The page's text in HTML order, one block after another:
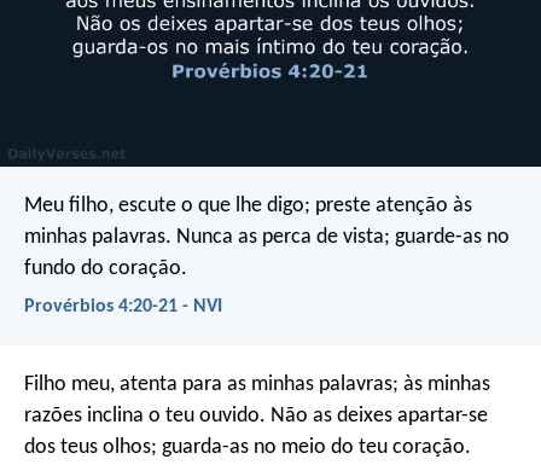
Meu filho, escute o que lhe digo; preste atenção às
minhas palavras. Nunca as perca de vista; guarde-as no
fundo do coração.
Provérbios 4:20-21 - NVI
Filho meu, atenta para as minhas palavras; às minhas
razões inclina o teu ouvido. Não as deixes apartar-se
dos teus olhos; guarda-as no meio do teu coração.